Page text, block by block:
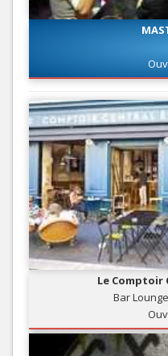
Le Comptoir
Bar